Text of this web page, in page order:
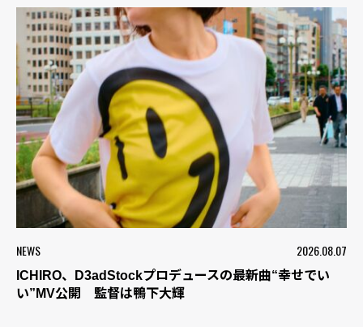
NEWS 2026.08.07
ICHIRO、D3adStockプロデュースの最新曲“幸せでい
い”MV公開 監督は鴨下大輝